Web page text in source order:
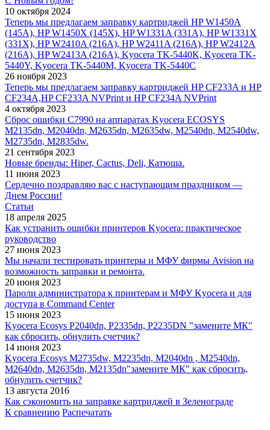
10 октября 2024
Теперь мы предлагаем заправку картриджей HP W1450A
(145A), HP W1450X (145X), HP W1331A (331A), HP W1331X
(331X), HP W2410A (216A), HP W2411A (216A), HP W2412A
(216A), HP W2413A (216A), Kyocera TK-5440K, Kyocera TK-
5440Y, Kyocera TK-5440M, Kyocera TK-5440C
26 ноября 2023
Теперь мы предлагаем заправку картриджей HP CF233A и HP
CF234A,HP CF233A NVPrint и HP CF234A NVPrint
4 октября 2023
Сброс ошибки С7990 на аппаратах Kyocera ECOSYS
M2135dn, M2040dn, M2635dn, M2635dw, M2540dn, M2540dw,
M2735dn, M2835dw.
21 сентября 2023
Новые бренды: Hiper, Cactus, Deli, Катюша.
11 июня 2023
Сердечно поздравляю вас с наступающим праздником —
Днем России!
Статьи
18 апреля 2025
Как устранить ошибки принтеров Kyocera: практическое
руководство
27 июня 2023
Мы начали тестировать принтеры и МФУ фирмы Avision на
возможность заправки и ремонта.
20 июня 2023
Пароли администратора к принтерам и МФУ Kyocera и для
доступа в Command Center
15 июня 2023
Kyocera Ecosys P2040dn, P2335dn, P2235DN "замените МК"
как сбросить, обнулить счетчик?
14 июня 2023
Kyocera Ecosys M2735dw, M2235dn, M2040dn , M2540dn,
M2640dn, M2635dn, M2135dn"замените МК" как сбросить,
обнулить счетчик?
13 августа 2016
Как сэкономить на заправке картриджей в Зеленограде
К сравнению Распечатать